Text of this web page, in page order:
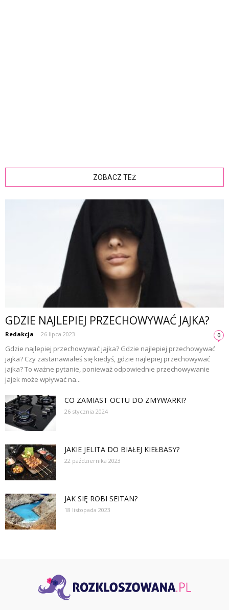
ZOBACZ TEŻ
GDZIE NAJLEPIEJ PRZECHOWYWAĆ JAJKA?
Redakcja - 26 lipca 2023 0
Gdzie najlepiej przechowywać jajka? Gdzie najlepiej przechowywać
jajka? Czy zastanawiałeś się kiedyś, gdzie najlepiej przechowywać
jajka? To ważne pytanie, ponieważ odpowiednie przechowywanie
jajek może wpływać na...
CO ZAMIAST OCTU DO ZMYWARKI?
26 stycznia 2024
JAKIE JELITA DO BIAŁEJ KIEŁBASY?
22 października 2023
JAK SIĘ ROBI SEITAN?
18 listopada 2023